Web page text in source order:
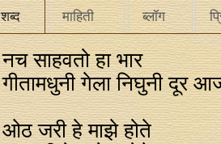
शब्द माहिती ब्लॉग
नच साहवतो हा भार
गीतामधुनी गेला निघुनी दूर
ओठ जरी हे माझे होते